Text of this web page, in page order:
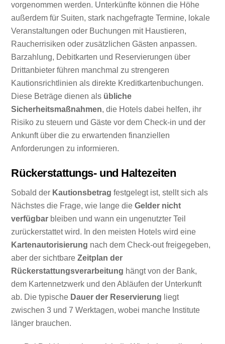
vorgenommen werden. Unterkünfte können die Höhe
außerdem für Suiten, stark nachgefragte Termine, lokale
Veranstaltungen oder Buchungen mit Haustieren,
Raucherrisiken oder zusätzlichen Gästen anpassen.
Barzahlung, Debitkarten und Reservierungen über
Drittanbieter führen manchmal zu strengeren
Kautionsrichtlinien als direkte Kreditkartenbuchungen.
Diese Beträge dienen als übliche
Sicherheitsmaßnahmen, die Hotels dabei helfen, ihr
Risiko zu steuern und Gäste vor dem Check-in und der
Ankunft über die zu erwartenden finanziellen
Anforderungen zu informieren.
Rückerstattungs- und Haltezeiten
Sobald der Kautionsbetrag festgelegt ist, stellt sich als
Nächstes die Frage, wie lange dieGelder nicht
verfügbar bleiben und wann ein ungenutzter Teil
zurückerstattet wird. In den meisten Hotels wird eine
Kartenautorisierung nach dem Check-out freigegeben,
aber der sichtbareZeitplan der
Rückerstattungsverarbeitung hängt von der Bank,
dem Kartennetzwerk und den Abläufen der Unterkunft
ab. Die typische Dauer der Reservierung liegt
zwischen 3 und 7 Werktagen, wobei manche Institute
länger brauchen.